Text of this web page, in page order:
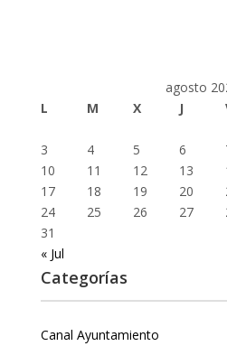
agosto
L
M X J
3
4 5 6
10
11 12 13
17
18 19 20
24
25 26 27
31
« Jul
Categorías
Canal Ayuntamiento